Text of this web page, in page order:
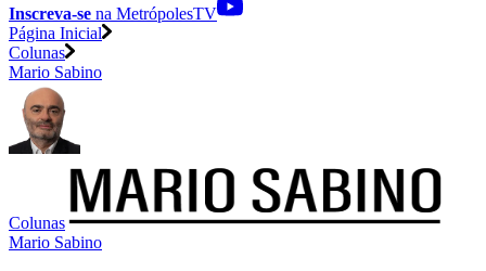
Inscreva-se na MetrópolesTV
Página Inicial
Colunas
Mario Sabino
Colunas
Mario Sabino